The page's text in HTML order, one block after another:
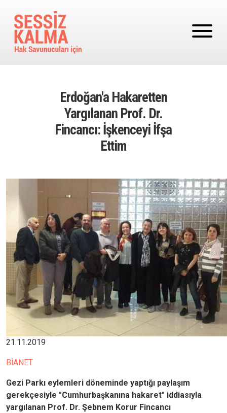
Erdoğan'a Hakaretten
Yargılanan Prof. Dr.
Fincancı: İşkenceyi İfşa
Ettim
21.11.2019
BİANET
Gezi Parkı eylemleri döneminde yaptığı paylaşım
gerekçesiyle "Cumhurbaşkanına hakaret" iddiasıyla
yargılanan Prof. Dr. Şebnem Korur Fincancı